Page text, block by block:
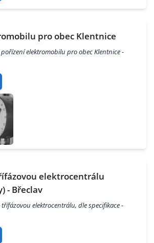
pro obec Klentnice
elektromobilu pro obec Klentnice -
elektrocentrálu
- Břeclav
elektrocentrálu, dle specifikace -